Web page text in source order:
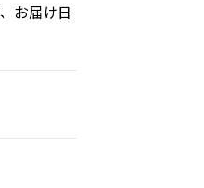
お届け日